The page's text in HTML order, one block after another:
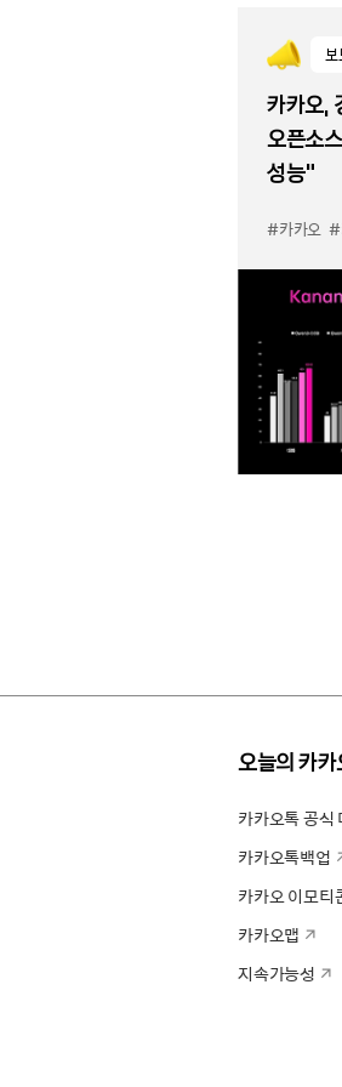
보
카카오,
오픈소
성능”
#카카오 #
오늘의 카카
카카오톡 공식
카카오톡백업
카카오 이모티
카카오맵
지속가능성